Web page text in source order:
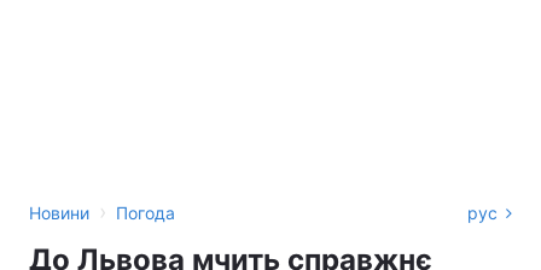
Новини › Погода рус
До Львова мчить справжнє